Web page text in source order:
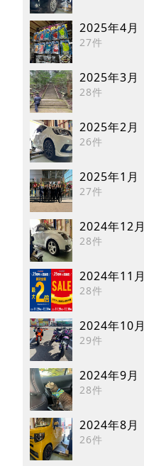
2025年4月
27件
2025年3月
28件
2025年2月
26件
2025年1月
27件
2024年12月
28件
2024年11月
28件
2024年10月
29件
2024年9月
28件
2024年8月
26件